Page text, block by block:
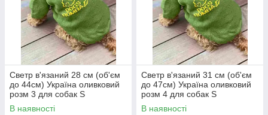
Светр в'язаний 28 см (об'єм
до 44см) Україна оливковий
розм 3 для собак S
В наявності
Светр в'язаний 31 см (об'єм
до 47см) Україна оливковий
розм 4 для собак S
В наявності